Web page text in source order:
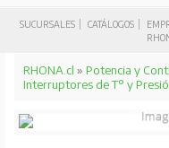
SUCURSALES CATÁLOGOS
RHONA.cl » Potencia y
Interruptores de T° y